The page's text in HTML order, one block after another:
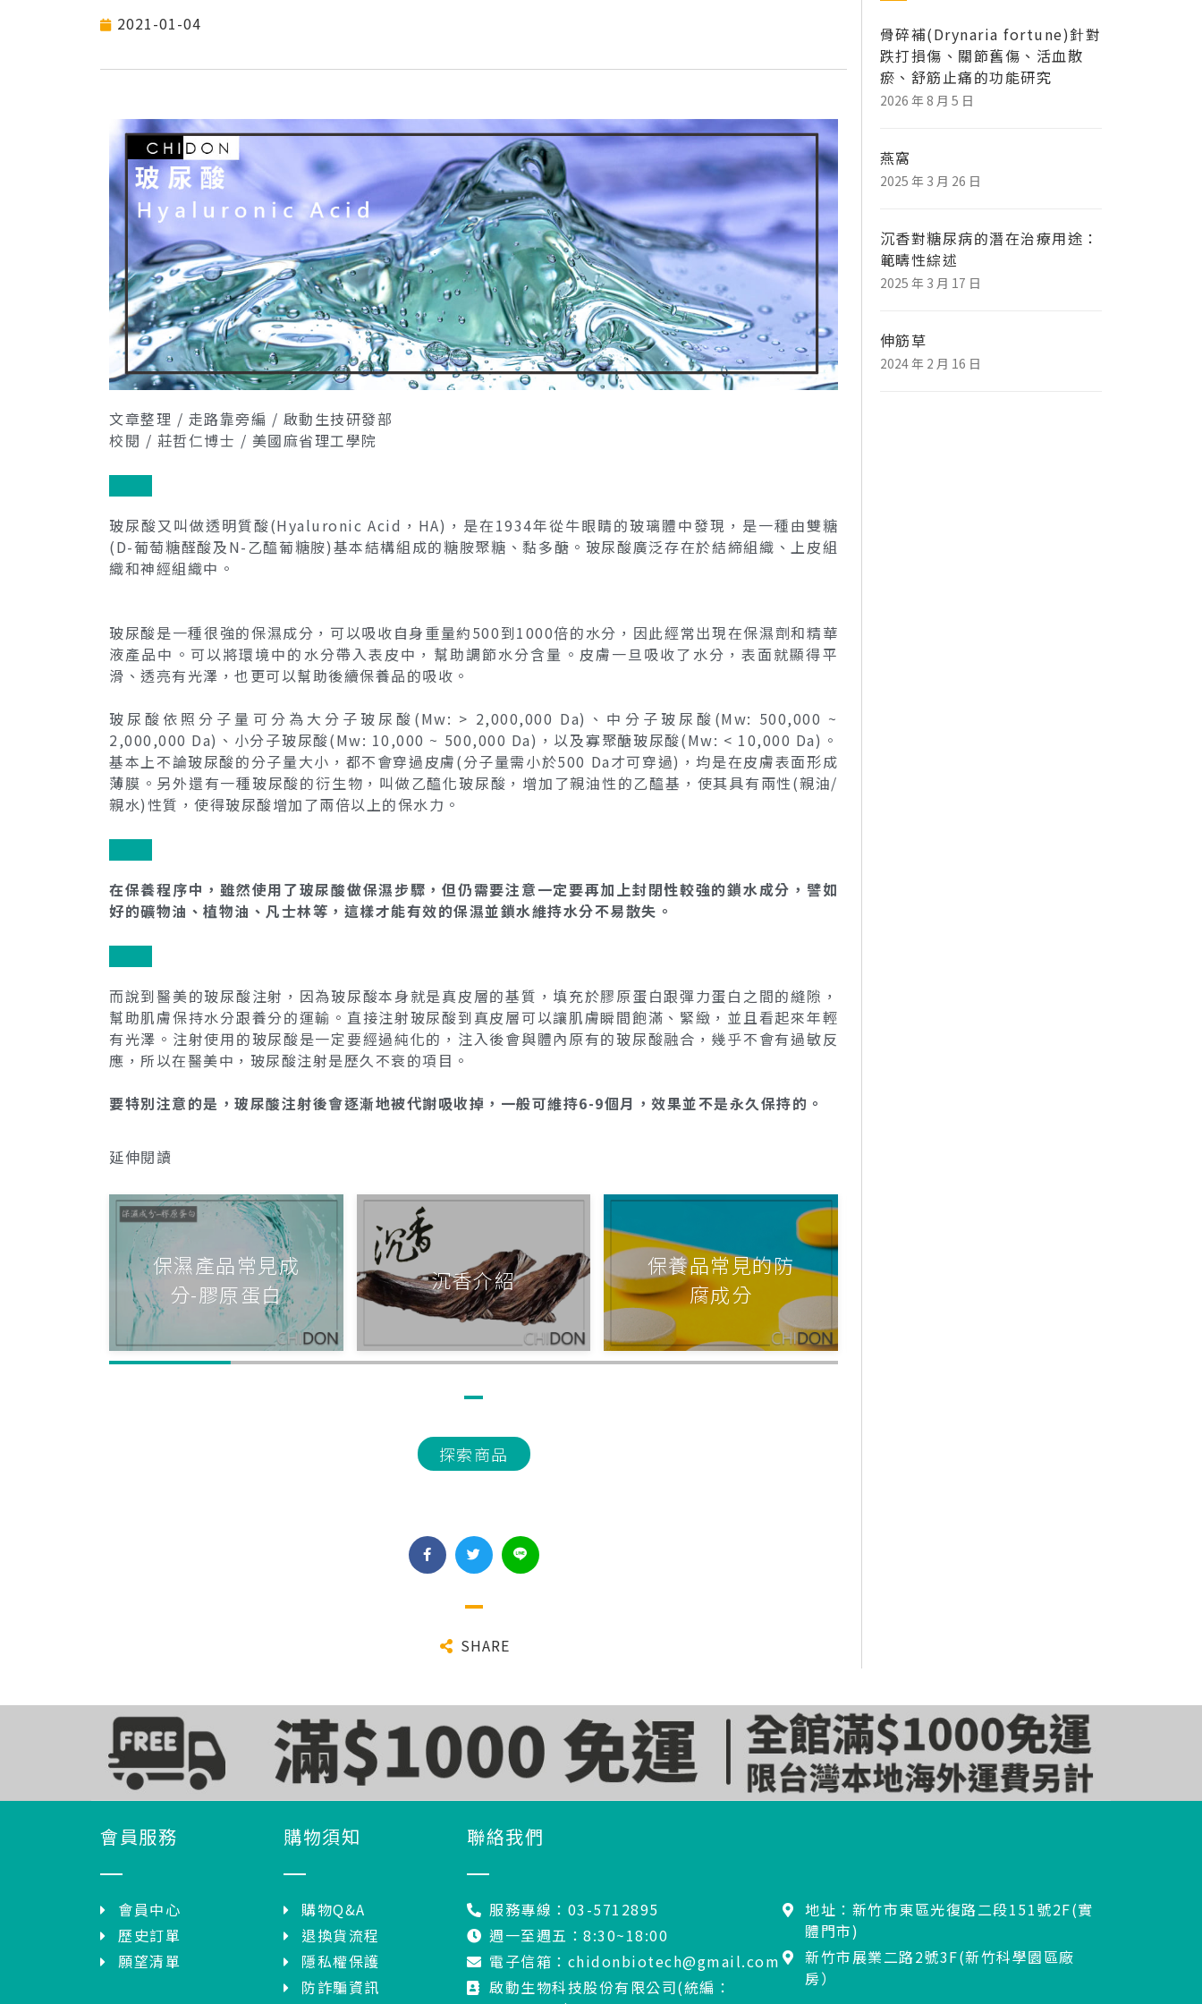
2021-01-04
文章整理 / 走路靠旁編 / 啟動生技研發部
校閱 / 莊哲仁博士 / 美國麻省理工學院
玻尿酸又叫做透明質酸(Hyaluronic Acid，HA)，是在1934年從牛眼睛的玻璃體中發現，是一種由雙糖
(D-葡萄糖醛酸及N-乙醯葡糖胺)基本結構組成的糖胺聚糖、黏多醣。玻尿酸廣泛存在於結締組織、上皮組
織和神經組織中。
玻尿酸是一種很強的保濕成分，可以吸收自身重量約500到1000倍的水分，因此經常出現在保濕劑和精華
液產品中。可以將環境中的水分帶入表皮中，幫助調節水分含量。皮膚一旦吸收了水分，表面就顯得平
滑、透亮有光澤，也更可以幫助後續保養品的吸收。
玻尿酸依照分子量可分為大分子玻尿酸(Mw: > 2,000,000 Da)、中分子玻尿酸(Mw: 500,000 ~
2,000,000 Da)、小分子玻尿酸(Mw: 10,000 ~ 500,000 Da)，以及寡聚醣玻尿酸(Mw: < 10,000 Da)。
基本上不論玻尿酸的分子量大小，都不會穿過皮膚(分子量需小於500 Da才可穿過)，均是在皮膚表面形成
薄膜。另外還有一種玻尿酸的衍生物，叫做乙醯化玻尿酸，增加了親油性的乙醯基，使其具有兩性(親油/
親水)性質，使得玻尿酸增加了兩倍以上的保水力。
在保養程序中，雖然使用了玻尿酸做保濕步驟，但仍需要注意一定要再加上封閉性較強的鎖水成分，譬如
好的礦物油、植物油、凡士林等，這樣才能有效的保濕並鎖水維持水分不易散失。
而說到醫美的玻尿酸注射，因為玻尿酸本身就是真皮層的基質，填充於膠原蛋白跟彈力蛋白之間的縫隙，
幫助肌膚保持水分跟養分的運輸。直接注射玻尿酸到真皮層可以讓肌膚瞬間飽滿、緊緻，並且看起來年輕
有光澤。注射使用的玻尿酸是一定要經過純化的，注入後會與體內原有的玻尿酸融合，幾乎不會有過敏反
應，所以在醫美中，玻尿酸注射是歷久不衰的項目。
要特別注意的是，玻尿酸注射後會逐漸地被代謝吸收掉，一般可維持6-9個月，效果並不是永久保持的。
延伸閱讀
保濕產品常見成
分-膠原蛋白
沉香介紹
保養品常見的防
腐成分
探索商品
SHARE
骨碎補(Drynaria fortune)針對
跌打損傷、關節舊傷、活血散
瘀、舒筋止痛的功能研究
2026 年 8 月 5 日
燕窩
2025 年 3 月 26 日
沉香對糖尿病的潛在治療用途：
範疇性綜述
2025 年 3 月 17 日
伸筋草
2024 年 2 月 16 日
會員服務
會員中心
歷史訂單
願望清單
購物須知
購物Q&A
退換貨流程
隱私權保護
防詐騙資訊
聯絡我們
服務專線：03-5712895
週一至週五：8:30~18:00
電子信箱：chidonbiotech@gmail.com
啟動生物科技股份有限公司(統編：
地址：新竹市東區光復路二段151號2F(實
體門市)
新竹市展業二路2號3F(新竹科學園區廠
房）